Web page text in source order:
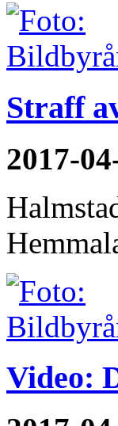
Straff
2017-
Video: